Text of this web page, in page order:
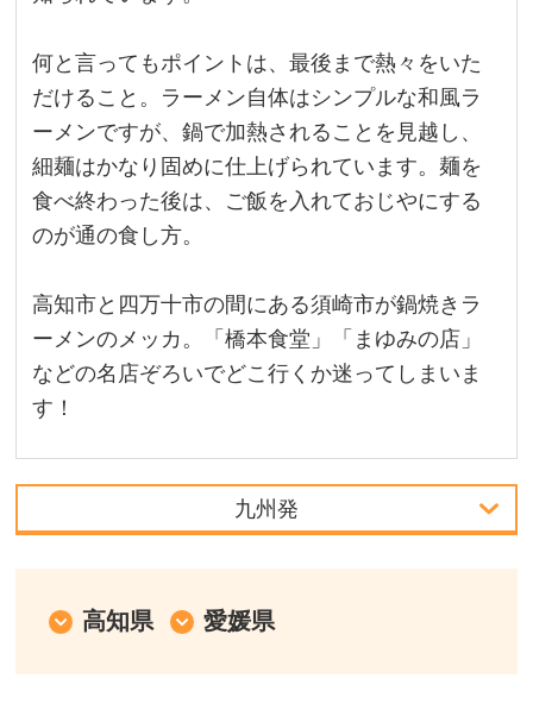
何と言ってもポイントは、最後まで熱々をいた
だけること。ラーメン自体はシンプルな和風ラ
ーメンですが、鍋で加熱されることを見越し、
細麺はかなり固めに仕上げられています。麺を
食べ終わった後は、ご飯を入れておじやにする
のが通の食し方。
高知市と四万十市の間にある須崎市が鍋焼きラ
ーメンのメッカ。「橋本食堂」「まゆみの店」
などの名店ぞろいでどこ行くか迷ってしまいま
す！
九州発
首都圏発
中部発
関西発
高知県 愛媛県